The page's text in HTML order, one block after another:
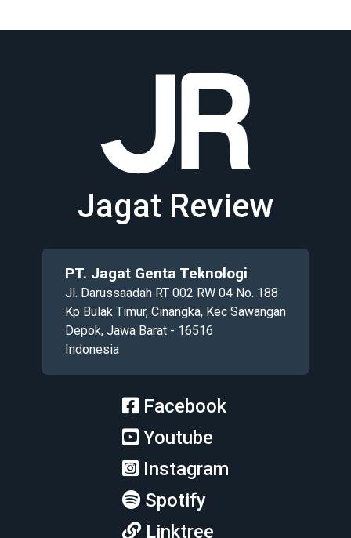
Jagat Review
PT. Jagat Genta Teknologi
Jl. Darussaadah RT 002 RW 04 No. 188
Kp Bulak Timur, Cinangka, Kec Sawangan
Depok, Jawa Barat - 16516
Indonesia
Facebook
Youtube
Instagram
Spotify
Linktree